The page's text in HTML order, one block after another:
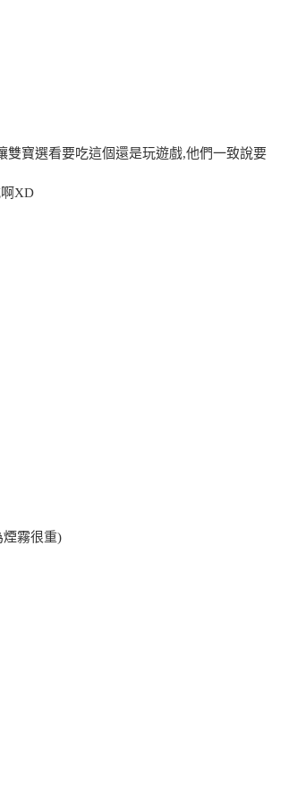
雙寶選看要吃這個還是玩遊戲,他們一致說要
XD
煙霧很重)